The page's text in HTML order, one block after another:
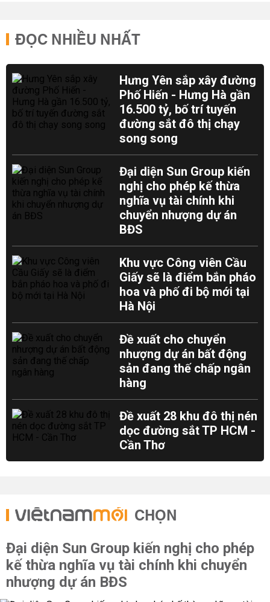
ĐỌC NHIỀU NHẤT
Hưng Yên sắp xây đường
Phố Hiến - Hưng Hà gần
16.500 tỷ, bố trí tuyến
đường sắt đô thị chạy
song song
Đại diện Sun Group kiến
nghị cho phép kế thừa
nghĩa vụ tài chính khi
chuyển nhượng dự án
BĐS
Khu vực Công viên Cầu
Giấy sẽ là điểm bắn pháo
hoa và phố đi bộ mới tại
Hà Nội
Đề xuất cho chuyển
nhượng dự án bất động
sản đang thế chấp ngân
hàng
Đề xuất 28 khu đô thị nén
dọc đường sắt TP HCM -
Cần Thơ
CHỌN
Đại diện Sun Group kiến nghị cho phép
kế thừa nghĩa vụ tài chính khi chuyển
nhượng dự án BĐS